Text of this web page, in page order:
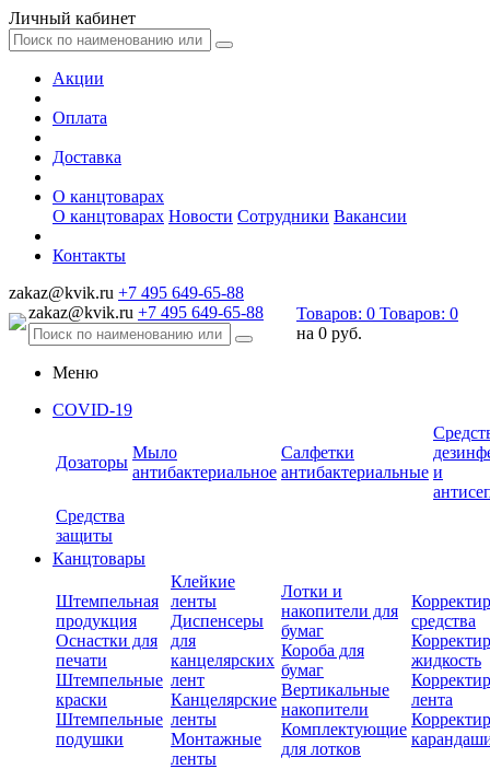
Личный кабинет
Акции
Оплата
Доставка
О канцтоварах
О канцтоварах Новости Сотрудники Вакансии
Контакты
zakaz@kvik.ru +7 495 649-65-88
zakaz@kvik.ru +7 495 649-65-88 Товаров: 0 Товаров: 0
на 0 руб.
Меню
COVID-19
Дозаторы
Мыло
антибактериальное
Салфетки
антибактериальные и
Средства
защиты
Канцтовары
Штемпельная
продукция
Оснастки для
печати
Штемпельные
краски
Штемпельные
подушки
Клейкие
ленты
Диспенсеры
для
канцелярских
лент
Канцелярские
ленты
Монтажные
ленты
Лотки и
накопители для
бумаг
Короба для
бумаг
Вертикальные
накопители
Комплектующие
для лотков
средства
жидкость
лента